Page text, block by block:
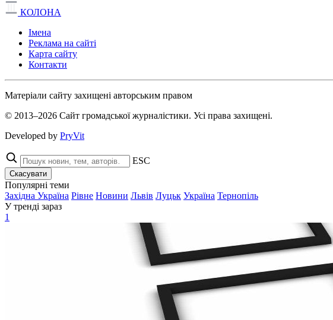
КОЛОНА
Імена
Реклама на сайті
Карта сайту
Контакти
Матеріали сайту захищені авторським правом
© 2013–2026 Сайт громадської журналістики. Усі права захищені.
Developed by PryVit
ESC
Скасувати
Популярні теми
Західна Україна Рівне Новини Львів Луцьк Україна Тернопіль
У тренді зараз
1